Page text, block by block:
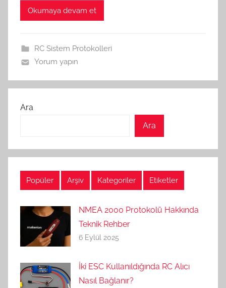
Okumaya devam et
RC Sistem Protokolleri
Yorum yapın
Ara
Ara
Popüler Arşiv Kategoriler Etiketler
NMEA 2000 Protokolü Hakkında
Teknik Rehber
6 Eylül 2025
İki ESC Kullanıldığında RC Alıcı
Nasıl Bağlanır?